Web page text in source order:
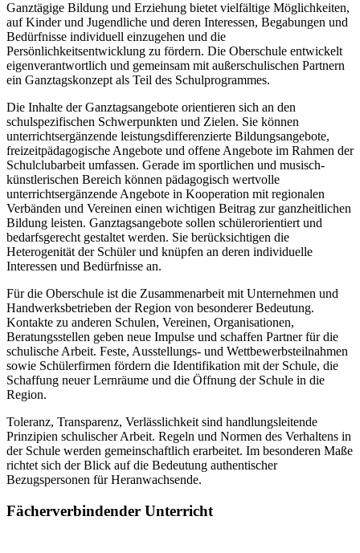
Ganztägige Bildung und Erziehung bietet vielfältige Möglichkeiten,
auf Kinder und Jugendliche und deren Interessen, Begabungen und
Bedürfnisse individuell einzugehen und die
Persönlichkeitsentwicklung zu fördern. Die Oberschule entwickelt
eigenverantwortlich und gemeinsam mit außerschulischen Partnern
ein Ganztagskonzept als Teil des Schulprogrammes.
Die Inhalte der Ganztagsangebote orientieren sich an den
schulspezifischen Schwerpunkten und Zielen. Sie können
unterrichtsergänzende leistungsdifferenzierte Bildungsangebote,
freizeitpädagogische Angebote und offene Angebote im Rahmen der
Schulclubarbeit umfassen. Gerade im sportlichen und musisch-
künstlerischen Bereich können pädagogisch wertvolle
unterrichtsergänzende Angebote in Kooperation mit regionalen
Verbänden und Vereinen einen wichtigen Beitrag zur ganzheitlichen
Bildung leisten. Ganztagsangebote sollen schülerorientiert und
bedarfsgerecht gestaltet werden. Sie berücksichtigen die
Heterogenität der Schüler und knüpfen an deren individuelle
Interessen und Bedürfnisse an.
Für die Oberschule ist die Zusammenarbeit mit Unternehmen und
Handwerksbetrieben der Region von besonderer Bedeutung.
Kontakte zu anderen Schulen, Vereinen, Organisationen,
Beratungsstellen geben neue Impulse und schaffen Partner für die
schulische Arbeit. Feste, Ausstellungs- und Wettbewerbsteilnahmen
sowie Schülerfirmen fördern die Identifikation mit der Schule, die
Schaffung neuer Lernräume und die Öffnung der Schule in die
Region.
Toleranz, Transparenz, Verlässlichkeit sind handlungsleitende
Prinzipien schulischer Arbeit. Regeln und Normen des Verhaltens in
der Schule werden gemeinschaftlich erarbeitet. Im besonderen Maße
richtet sich der Blick auf die Bedeutung authentischer
Bezugspersonen für Heranwachsende.
Fächerverbindender Unterricht